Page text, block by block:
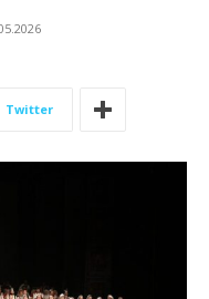
Twitter